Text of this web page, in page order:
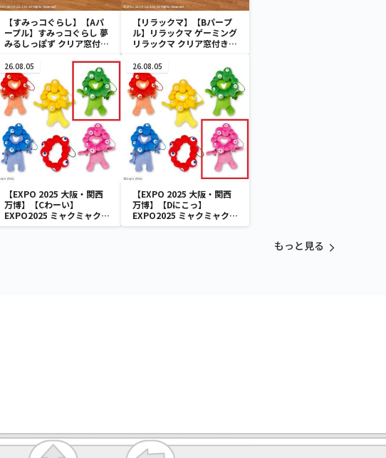
【すみっコぐらし】【Aパ
ープル】すみっコぐらし 夢
みるしっぽず クリア窓付き
【リラックマ】【Bパープ
ル】リラックマ ゲーミング
リラックマ クリア窓付き収
26.08.05
【EXPO 2025 大阪・関西
万博】【Cわーい】
EXPO2025 ミャクミャク
カラフルゴム紐付きぬいぐ
26.08.05
【EXPO 2025 大阪・関西
万博】【Dにこっ】
EXPO2025 ミャクミャク
カラフルゴム紐付きぬいぐ
もっと見る